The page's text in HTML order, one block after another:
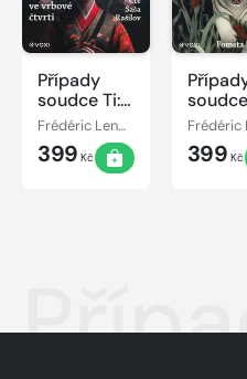
Případy
soudce Ti:
Smrt ve
vrbové
čtvrti
Frédéric Lenormand
399 Kč
Pomsta
Bílého
tygra
399 Kč